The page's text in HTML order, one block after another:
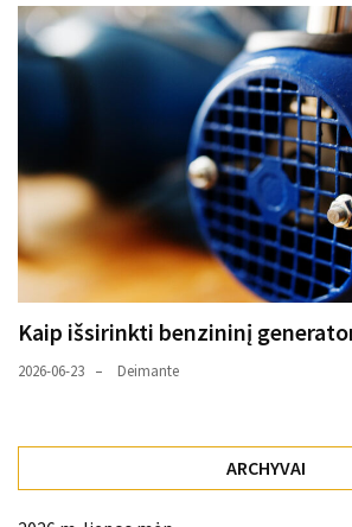
Kaip išsirinkti benzininį
2026-06-23 Deimante
ARCHYVAI